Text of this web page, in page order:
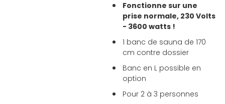
Fonctionne sur une
prise normale, 230 Volts
- 3600 watts !
1 banc de sauna de 170
cm contre dossier
Banc en L possible en
option
Pour 2 à 3 personnes